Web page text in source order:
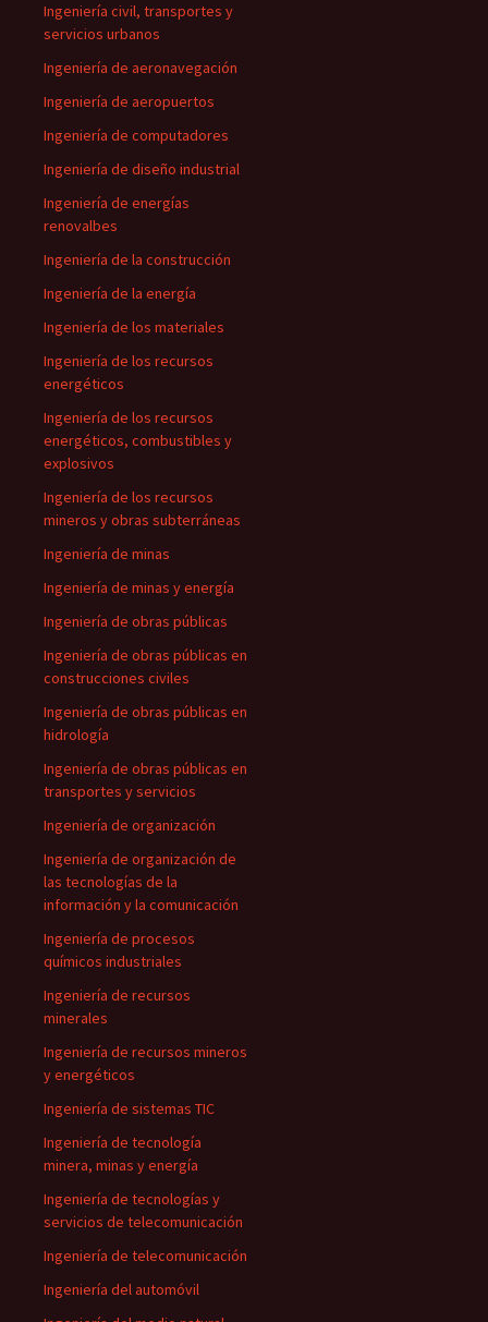
Ingeniería civil, transportes y
servicios urbanos
Ingeniería de aeronavegación
Ingeniería de aeropuertos
Ingeniería de computadores
Ingeniería de diseño industrial
Ingeniería de energías
renovalbes
Ingeniería de la construcción
Ingeniería de la energía
Ingeniería de los materiales
Ingeniería de los recursos
energéticos
Ingeniería de los recursos
energéticos, combustibles y
explosivos
Ingeniería de los recursos
mineros y obras subterráneas
Ingeniería de minas
Ingeniería de minas y energía
Ingeniería de obras públicas
Ingeniería de obras públicas en
construcciones civiles
Ingeniería de obras públicas en
hidrología
Ingeniería de obras públicas en
transportes y servicios
Ingeniería de organización
Ingeniería de organización de
las tecnologías de la
información y la comunicación
Ingeniería de procesos
químicos industriales
Ingeniería de recursos
minerales
Ingeniería de recursos mineros
y energéticos
Ingeniería de sistemas TIC
Ingeniería de tecnología
minera, minas y energía
Ingeniería de tecnologías y
servicios de telecomunicación
Ingeniería de telecomunicación
Ingeniería del automóvil